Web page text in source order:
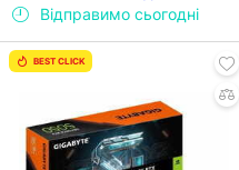
Відправимо сьогодні
BEST CLICK